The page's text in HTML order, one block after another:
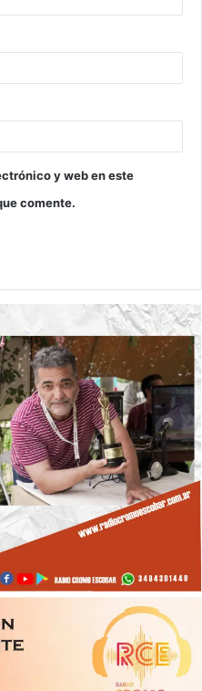
y web en este
comente.